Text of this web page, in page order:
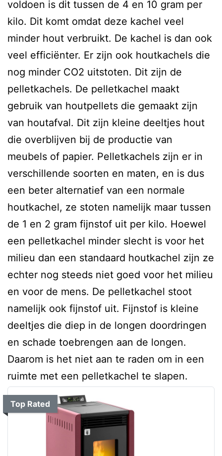
voldoen is dit tussen de 4 en 10 gram per
kilo. Dit komt omdat deze kachel veel
minder hout verbruikt. De kachel is dan ook
veel efficiënter. Er zijn ook houtkachels die
nog minder CO2 uitstoten. Dit zijn de
pelletkachels. De pelletkachel maakt
gebruik van houtpellets die gemaakt zijn
van houtafval. Dit zijn kleine deeltjes hout
die overblijven bij de productie van
meubels of papier. Pelletkachels zijn er in
verschillende soorten en maten, en is dus
een beter alternatief van een normale
houtkachel, ze stoten namelijk maar tussen
de 1 en 2 gram fijnstof uit per kilo. Hoewel
een pelletkachel minder slecht is voor het
milieu dan een standaard houtkachel zijn ze
echter nog steeds niet goed voor het milieu
en voor de mens. De pelletkachel stoot
namelijk ook fijnstof uit. Fijnstof is kleine
deeltjes die diep in de longen doordringen
en schade toebrengen aan de longen.
Daarom is het niet aan te raden om in een
ruimte met een pelletkachel te slapen.
Top Rated